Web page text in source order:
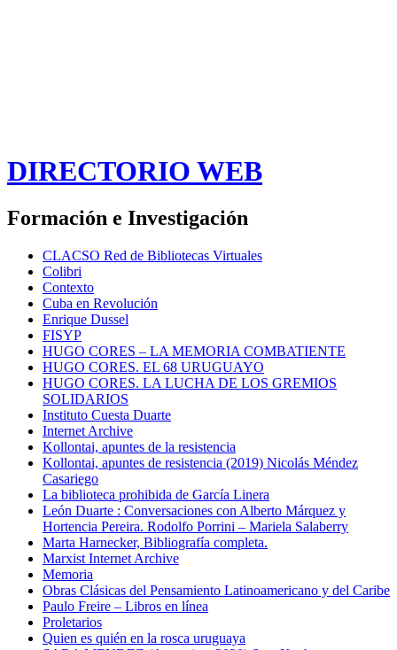
DIRECTORIO WEB
Formación e Investigación
CLACSO Red de Bibliotecas Virtuales
Colibri
Contexto
Cuba en Revolución
Enrique Dussel
FISYP
HUGO CORES – LA MEMORIA COMBATIENTE
HUGO CORES. EL 68 URUGUAYO
HUGO CORES. LA LUCHA DE LOS GREMIOS
SOLIDARIOS
Instituto Cuesta Duarte
Internet Archive
Kollontai, apuntes de la resistencia
Kollontai, apuntes de resistencia (2019) Nicolás Méndez
Casariego
La biblioteca prohibida de García Linera
León Duarte : Conversaciones con Alberto Márquez y
Hortencia Pereira. Rodolfo Porrini – Mariela Salaberry
Marta Harnecker, Bibliografía completa.
Marxist Internet Archive
Memoria
Obras Clásicas del Pensamiento Latinoamericano y del Caribe
Paulo Freire – Libros en línea
Proletarios
Quien es quién en la rosca uruguaya